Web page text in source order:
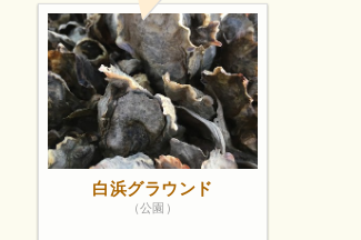
白浜グラウンド
（公園）